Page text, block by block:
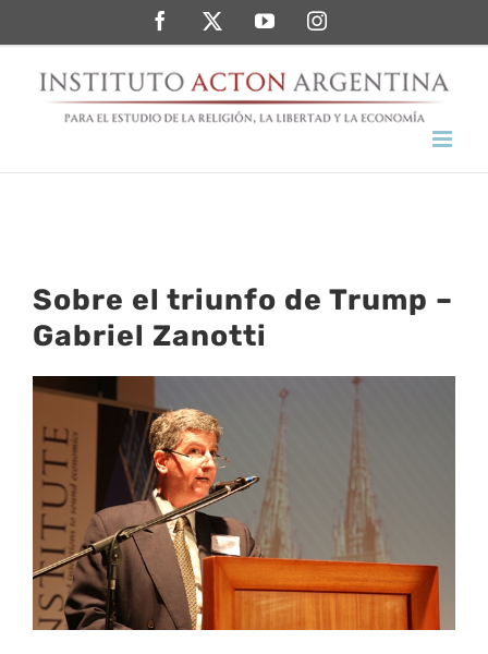
al
contenido
FacebookTwitterYouTubeInstagram
Sobre el triunfo de Trump –
Gabriel Zanotti
Ver
más
grande